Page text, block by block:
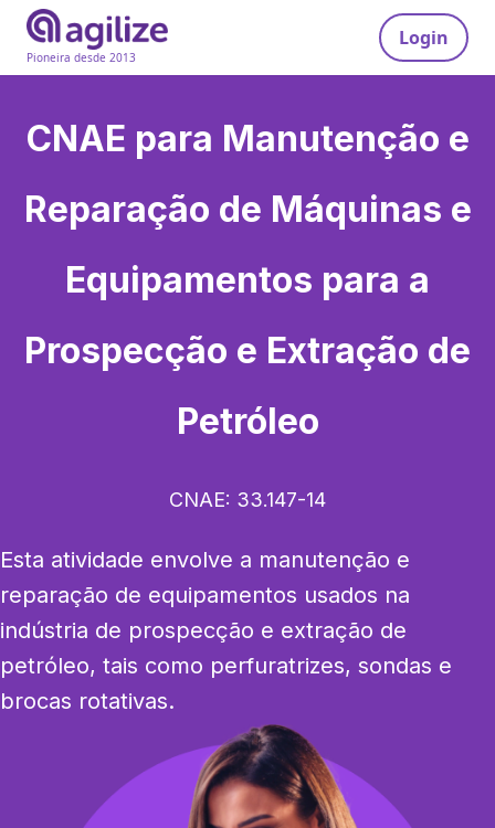
Pioneira desde 2013
Login
CNAE para Manutenção e
Reparação de Máquinas e
Equipamentos para a
Prospecção e Extração de
Petróleo
CNAE: 33.147-14
Esta atividade envolve a manutenção e
reparação de equipamentos usados na
indústria de prospecção e extração de
petróleo, tais como perfuratrizes, sondas e
brocas rotativas.